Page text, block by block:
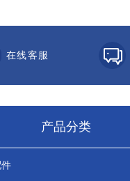
在线客服
产品分类